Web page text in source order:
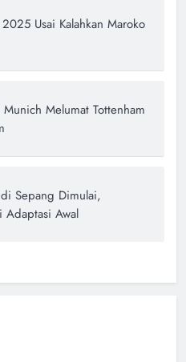
Usai Kalahkan Maroko
Melumat Tottenham
Sepang Dimulai,
Adaptasi Awal